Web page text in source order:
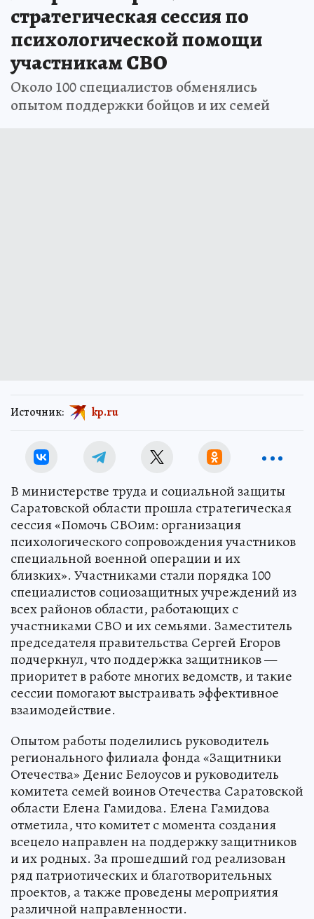
стратегическая сессия по
психологической помощи
участникам СВО
Около 100 специалистов обменялись
опытом поддержки бойцов и их семей
Источник: kp.ru
В министерстве труда и социальной защиты
Саратовской области прошла стратегическая
сессия «Помочь СВОим: организация
психологического сопровождения участников
специальной военной операции и их
близких». Участниками стали порядка 100
специалистов социозащитных учреждений из
всех районов области, работающих с
участниками СВО и их семьями. Заместитель
председателя правительства Сергей Егоров
подчеркнул, что поддержка защитников —
приоритет в работе многих ведомств, и такие
сессии помогают выстраивать эффективное
взаимодействие.
Опытом работы поделились руководитель
регионального филиала фонда «Защитники
Отечества» Денис Белоусов и руководитель
комитета семей воинов Отечества Саратовской
области Елена Гамидова. Елена Гамидова
отметила, что комитет с момента создания
всецело направлен на поддержку защитников
и их родных. За прошедший год реализован
ряд патриотических и благотворительных
проектов, а также проведены мероприятия
различной направленности.